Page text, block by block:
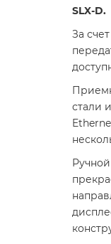
SLX-D.
За
стали